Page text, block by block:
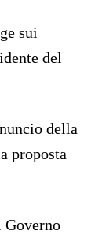
sui
del
della
proposta
Governo